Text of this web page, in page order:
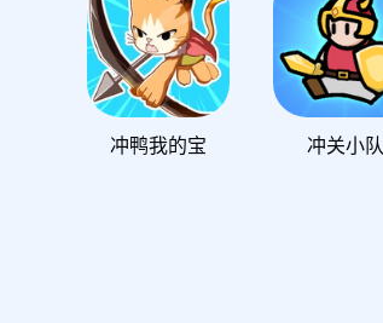
冲鸭我的宝 冲关小队